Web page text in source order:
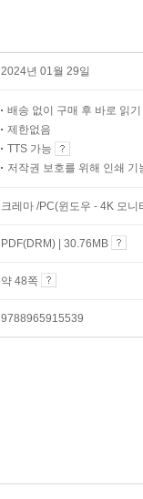
2024년 01월 29일
배송 없이 구매 후 바로 읽기
제한없음
TTS 가능
저작권 보호를 위해 인쇄 기
크레마 /PC(윈도우 - 4K 모
PDF(DRM) | 30.76MB
약 48쪽
9788965915539